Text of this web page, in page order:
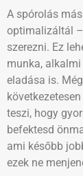
A spórolás
optimalizáltál
szerezni. Ez
munka,
eladása is.
teszi, hogy
befektesd
ami később
ezek ne